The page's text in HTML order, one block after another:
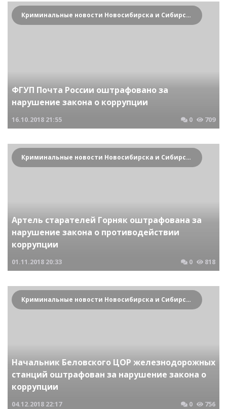
Криминальные новости Новосибирска и Сибирского региона
ФГУП Почта России оштрафовано за
нарушение закона о коррупции
16.10.2018 21:55 0 709
Криминальные новости Новосибирска и Сибирского региона
Артель старателей Горняк оштрафована за
нарушение закона о противодействии
коррупции
01.11.2018 20:33 0 818
Криминальные новости Новосибирска и Сибирского региона
Начальник Беловского ЦОР железнодорожных
станций оштрафован за нарушение закона о
коррупции
04.12.2018 22:17 0 756